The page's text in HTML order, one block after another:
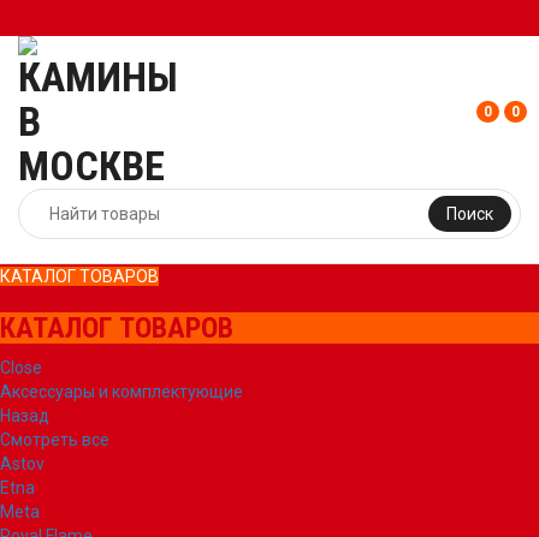
Поиск
0 0
КАТАЛОГ ТОВАРОВ
КАТАЛОГ ТОВАРОВ
Close
Аксессуары и комплектующие
Назад
Смотреть все
Astov
Etna
Meta